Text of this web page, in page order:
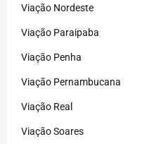
Viação Nordeste
Viação Paraipaba
Viação Penha
Viação Pernambucana
Viação Real
Viação Soares